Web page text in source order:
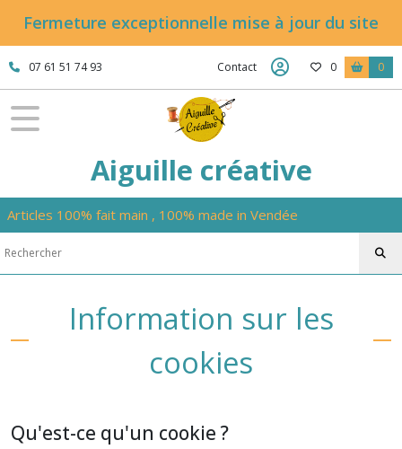
Fermeture exceptionnelle mise à jour du site
07 61 51 74 93 Contact 0 0
Aiguille créative
Articles 100% fait main , 100% made in Vendée
Information sur les
cookies
Qu'est-ce qu'un cookie ?